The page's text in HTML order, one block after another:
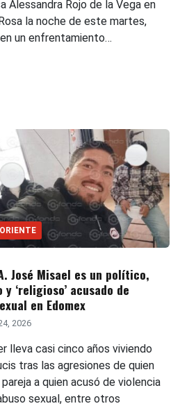
Alessandra Rojo de la Vega en
la noche de este martes,
un enfrentamiento…
José Misael es un político,
y ‘religioso’ acusado de
en Edomex
2026
lleva casi cinco años viviendo
tras las agresiones de quien
a quien acusó de violencia
sexual, entre otros